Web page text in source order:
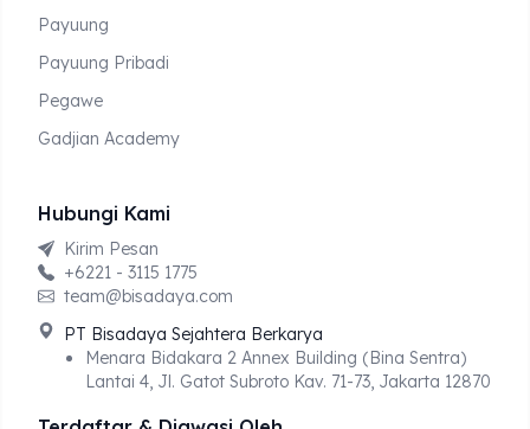
Payuung
Payuung Pribadi
Pegawe
Gadjian Academy
Hubungi Kami
Kirim Pesan
+6221 - 3115 1775
team@bisadaya.com
PT Bisadaya Sejahtera Berkarya
Menara Bidakara 2 Annex Building (Bina Sentra)
Lantai 4, Jl. Gatot Subroto Kav. 71-73, Jakarta 12870